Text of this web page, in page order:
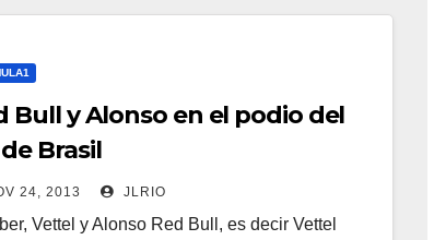
Bull y Alonso en el podio del
de Brasil
24, 2013 JLRIO
Vettel y Alonso Red Bull, es decir Vettel